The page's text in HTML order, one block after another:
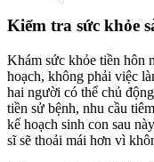
Kiểm tra sức khỏe
Khám sức khỏe tiền hôn
hoạch, không phải việc
hai người có thể chủ
tiền sử bệnh, nhu cầu
kế hoạch sinh con sau
sĩ sẽ thoải mái hơn vì